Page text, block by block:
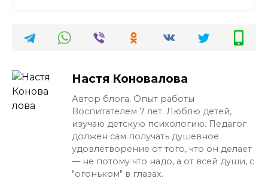
Настя Коновалова
Автор блога. Опыт работы
Воспитателем 7 лет. Люблю детей,
изучаю детскую психологию. Педагог
должен сам получать душевное
удовлетворение от того, что он делает
— не потому что надо, а от всей души, с
"огоньком" в глазах.